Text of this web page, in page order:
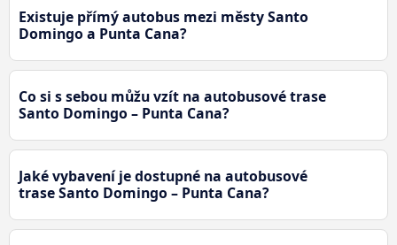
Existuje přímý autobus mezi městy Santo
Domingo a Punta Cana?
Co si s sebou můžu vzít na autobusové trase
Santo Domingo – Punta Cana?
Jaké vybavení je dostupné na autobusové
trase Santo Domingo – Punta Cana?